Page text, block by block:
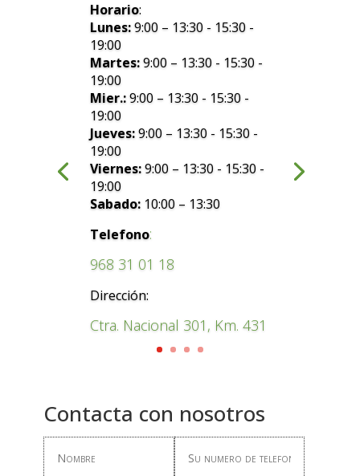
Horario:
Lunes:9:00 – 13:30 - 15:30 -
19:00
Martes:9:00 – 13:30 - 15:30 -
19:00
Mier.:9:00 – 13:30 - 15:30 -
19:00
Jueves:9:00 – 13:30 - 15:30 -
19:00
Viernes:9:00 – 13:30 - 15:30 -
19:00
Sabado: 10:00 – 13:30
Telefono:
968 31 01 18
Dirección:
Ctra. Nacional 301, Km. 431
Contacta con nosotros